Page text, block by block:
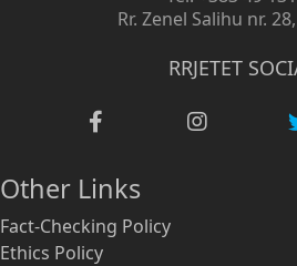
Rr. Zenel Salihu nr.
RRJETET
Other Links
Fact-Checking Policy
Ethics Policy